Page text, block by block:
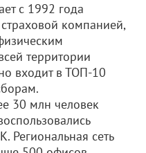
с 1992 года
компанией,
территории
входит в ТОП-10
30 млн человек
Региональная сеть